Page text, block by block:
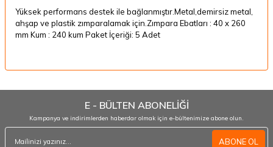
Yüksek performans destek ile bağlanmıştır.Metal,demirsiz metal,
ahşap ve plastik zımparalamak için.Zımpara Ebatları : 40 x 260
mm Kum : 240 kum Paket İçeriği: 5 Adet
E - BÜLTEN ABONELİĞİ
Kampanya ve indirimlerden haberdar olmak için e-bültenimize abone olun.
ABONE OL